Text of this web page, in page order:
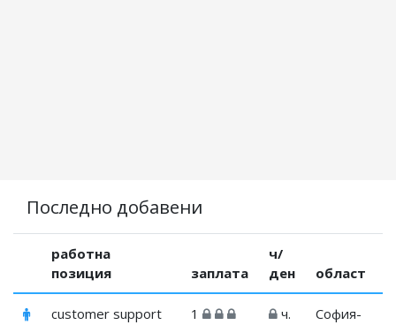
Последно добавени
работна
позиция
заплата
ч/
ден
област
customer support
1
ч.
София-